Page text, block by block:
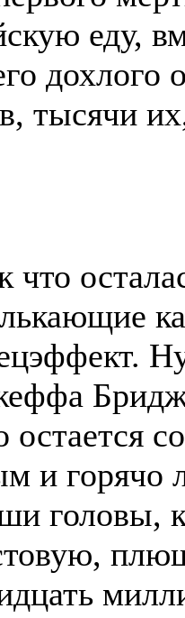
еду,
тысячи
что
остается
и